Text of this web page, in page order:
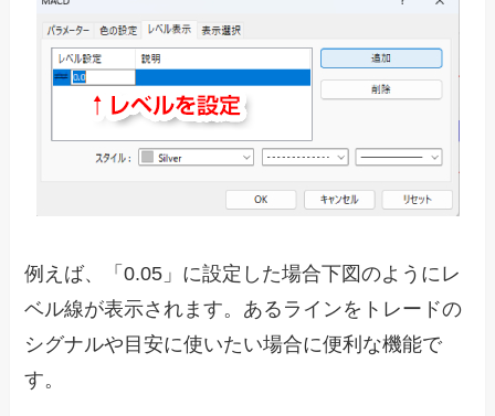
例えば、「0.05」に設定した場合下図のようにレ
ベル線が表示されます。あるラインをトレードの
シグナルや目安に使いたい場合に便利な機能で
す。